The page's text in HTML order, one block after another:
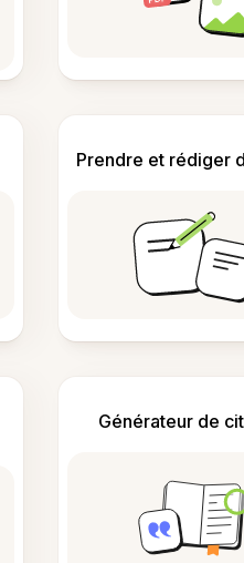
Prendre et rédiger
Générateur de